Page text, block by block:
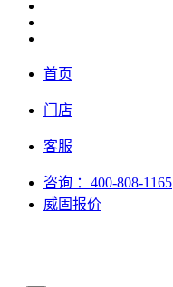
首页
门店
客服
咨询 ：400-808-1165
威固报价